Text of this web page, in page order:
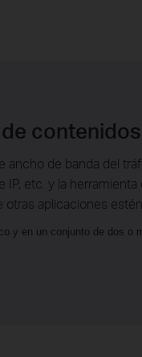
de banda del
etc. y la
aplicaciones
y en un conjunto de dos o